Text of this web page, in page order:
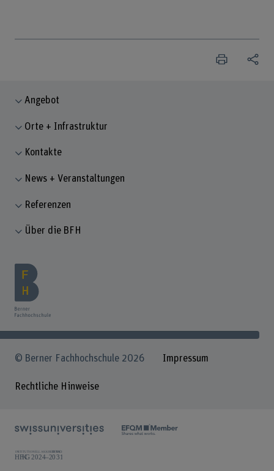
Angebot
Orte + Infrastruktur
Kontakte
News + Veranstaltungen
Referenzen
Über die BFH
© Berner Fachhochschule 2026 Impressum
Rechtliche Hinweise